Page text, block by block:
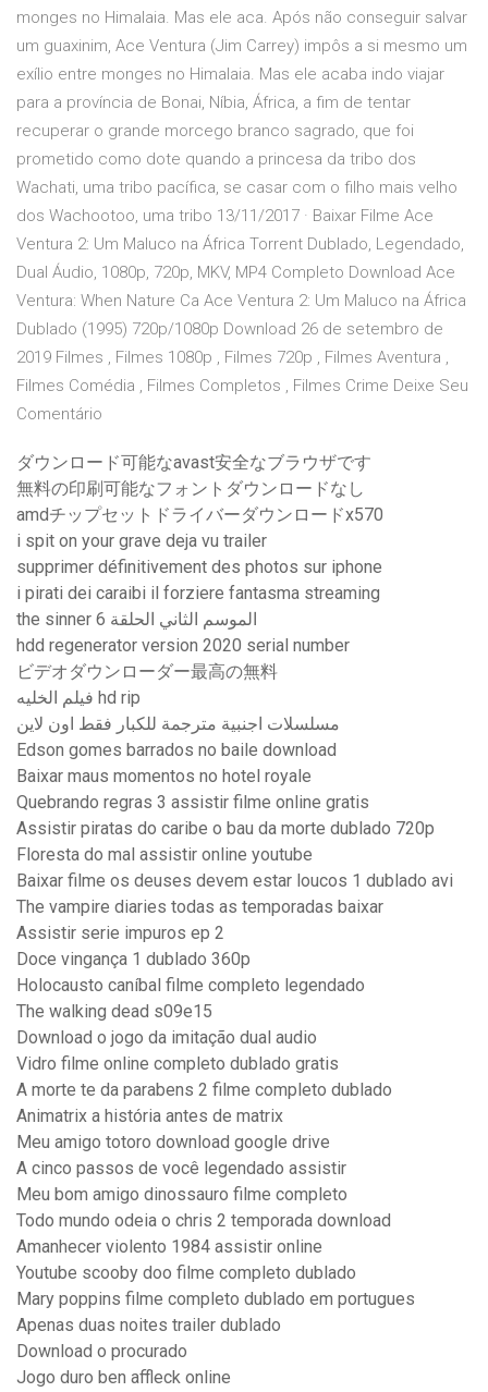
monges no Himalaia. Mas ele aca. Após não conseguir salvar
um guaxinim, Ace Ventura (Jim Carrey) impôs a si mesmo um
exílio entre monges no Himalaia. Mas ele acaba indo viajar
para a província de Bonai, Níbia, África, a fim de tentar
recuperar o grande morcego branco sagrado, que foi
prometido como dote quando a princesa da tribo dos
Wachati, uma tribo pacífica, se casar com o filho mais velho
dos Wachootoo, uma tribo 13/11/2017 · Baixar Filme Ace
Ventura 2: Um Maluco na África Torrent Dublado, Legendado,
Dual Áudio, 1080p, 720p, MKV, MP4 Completo Download Ace
Ventura: When Nature Ca Ace Ventura 2: Um Maluco na África
Dublado (1995) 720p/1080p Download 26 de setembro de
2019 Filmes , Filmes 1080p , Filmes 720p , Filmes Aventura ,
Filmes Comédia , Filmes Completos , Filmes Crime Deixe Seu
Comentário
ダウンロード可能なavast安全なブラウザです
無料の印刷可能なフォントダウンロードなし
amdチップセットドライバーダウンロードx570
i spit on your grave deja vu trailer
supprimer définitivement des photos sur iphone
i pirati dei caraibi il forziere fantasma streaming
the sinner الموسم الثاني الحلقة 6
hdd regenerator version 2020 serial number
ビデオダウンローダー最高の無料
فيلم الخليه hd rip
مسلسلات اجنبية مترجمة للكبار فقط اون لاين
Edson gomes barrados no baile download
Baixar maus momentos no hotel royale
Quebrando regras 3 assistir filme online gratis
Assistir piratas do caribe o bau da morte dublado 720p
Floresta do mal assistir online youtube
Baixar filme os deuses devem estar loucos 1 dublado avi
The vampire diaries todas as temporadas baixar
Assistir serie impuros ep 2
Doce vingança 1 dublado 360p
Holocausto caníbal filme completo legendado
The walking dead s09e15
Download o jogo da imitação dual audio
Vidro filme online completo dublado gratis
A morte te da parabens 2 filme completo dublado
Animatrix a história antes de matrix
Meu amigo totoro download google drive
A cinco passos de você legendado assistir
Meu bom amigo dinossauro filme completo
Todo mundo odeia o chris 2 temporada download
Amanhecer violento 1984 assistir online
Youtube scooby doo filme completo dublado
Mary poppins filme completo dublado em portugues
Apenas duas noites trailer dublado
Download o procurado
Jogo duro ben affleck online